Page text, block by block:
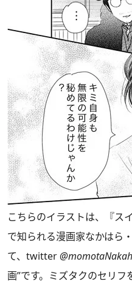
こちらのイラストは、『ス
で知られる漫画家なかはら
て、twitter
画”です。ミズタクのセリ